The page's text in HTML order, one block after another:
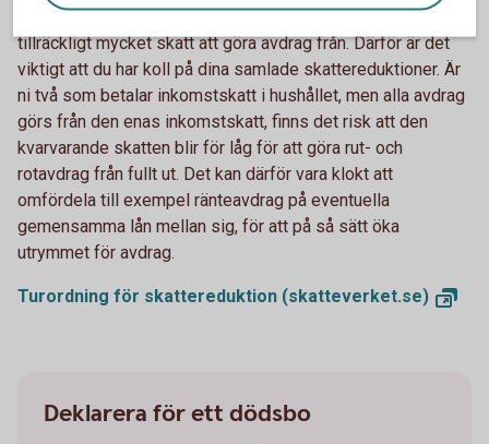
rotarbeten samt installation av grön teknik måste du ha
tillräckligt mycket skatt att göra avdrag från. Därför är det
viktigt att du har koll på dina samlade skattereduktioner. Är
ni två som betalar inkomstskatt i hushållet, men alla avdrag
görs från den enas inkomstskatt, finns det risk att den
kvarvarande skatten blir för låg för att göra rut- och
rotavdrag från fullt ut. Det kan därför vara klokt att
omfördela till exempel ränteavdrag på eventuella
gemensamma lån mellan sig, för att på så sätt öka
utrymmet för avdrag.
Turordning för skattereduktion (skatteverket.se)
Deklarera för ett dödsbo